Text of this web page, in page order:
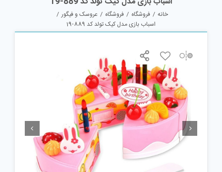
خانه / فروشگاه / فروشگاه / عروسک و فیگور /
اسباب بازی مدل کیک تولد کد 889-19
 